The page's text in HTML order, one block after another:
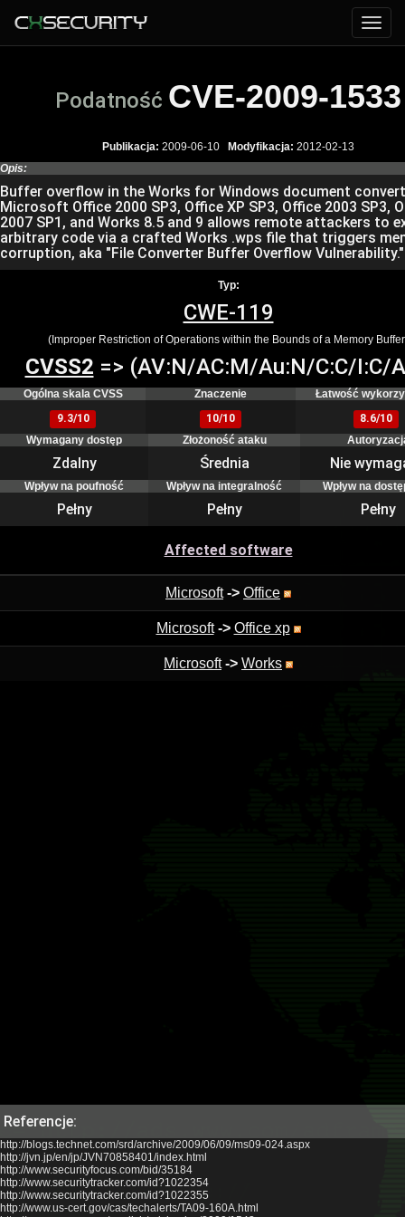
Podatność CVE-2009-1533
Publikacja: 2009-06-10 Modyfikacja: 2012-02-13
Opis:
Buffer overflow in the Works for Windows document
Microsoft Office 2000 SP3, Office XP SP3, Office 2003 SP3,
2007 SP1, and Works 8.5 and 9 allows remote attackers to
arbitrary code via a crafted Works .wps file that triggers
corruption, aka "File Converter Buffer Overflow Vulnerability."
Typ:
CWE-119
(Improper Restriction of Operations within the Bounds of a Memory
CVSS2 => (AV:N/AC:M/Au:N/C:C/I:C/
Ogólna skala CVSS Znaczenie
Łatwość
9.3/10
10/10
8.6/10
Wymagany dostęp
Złożoność ataku
Zdalny Średnia Nie
Wpływ na poufność Wpływ na integralność Wpływ na
Pełny Pełny Pełny
Affected software
Microsoft -> Office
Microsoft -> Office xp
Microsoft -> Works
Referencje:
http://blogs.technet.com/srd/archive/2009/06/09/ms09-024.aspx
http://jvn.jp/en/jp/JVN70858401/index.html
http://www.securityfocus.com/bid/35184
http://www.securitytracker.com/id?1022354
http://www.securitytracker.com/id?1022355
http://www.us-cert.gov/cas/techalerts/TA09-160A.html